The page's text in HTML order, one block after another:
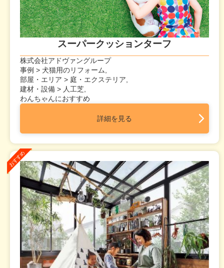
スーパークッションターフ
株式会社アドヴァングループ
事例 > 犬猫用のリフォーム,
部屋・エリア > 庭・エクステリア,
建材・設備 > 人工芝,
わんちゃんにおすすめ
詳細を見る